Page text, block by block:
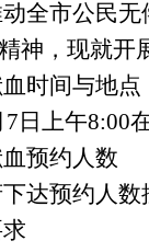
全市公民
神，现就开
时间与地点
7 日上午8:00
预约人数
达预约人数